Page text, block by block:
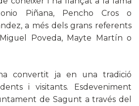
Piñana, Pencho Cros o
a més dels grans referents
Poveda, Mayte Martín o
convertit ja en una tradició
i visitants. Esdeveniment
de Sagunt a través del